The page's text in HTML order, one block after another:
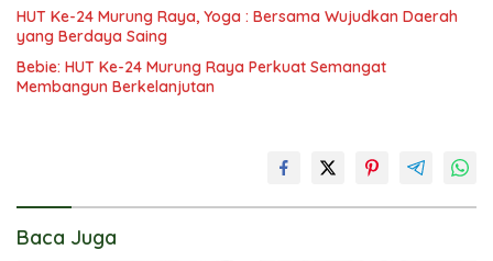
HUT Ke-24 Murung Raya, Yoga : Bersama Wujudkan Daerah
yang Berdaya Saing
Bebie: HUT Ke-24 Murung Raya Perkuat Semangat
Membangun Berkelanjutan
Baca Juga